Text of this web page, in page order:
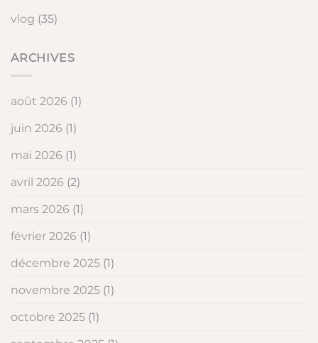
vlog (35)
ARCHIVES
août 2026 (1)
juin 2026 (1)
mai 2026 (1)
avril 2026 (2)
mars 2026 (1)
février 2026 (1)
décembre 2025 (1)
novembre 2025 (1)
octobre 2025 (1)